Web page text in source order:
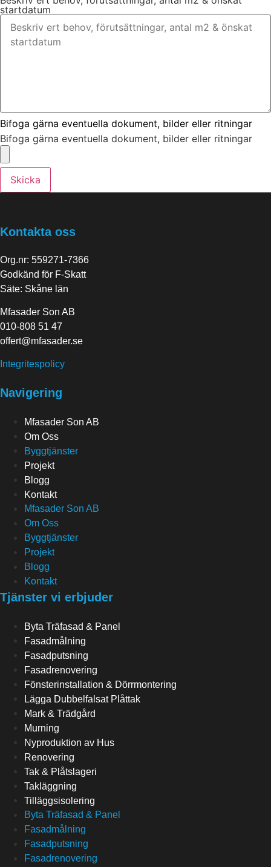
startdatum
Bifoga gärna eventuella dokument, bilder eller ritningar
Bifoga gärna eventuella dokument, bilder eller ritningar
Skicka
Kontakta oss
Org.nr: 559271-7366
Godkänd för F-Skatt
Säte: Skåne län
Mfasader Son AB
010-808 51 47
offert@mfasader.se
Integritespolicy
Navigering
Mfasader Son AB
Om Oss
Byggtjänster
Projekt
Blogg
Kontakt
Mfasader Son AB
Om Oss
Byggtjänster
Projekt
Blogg
Kontakt
Tjänster vi erbjuder
Byta Träfasad & Panel
Fasadmålning
Fasadputsning
Fasadrenovering
Fönsterinstallation & Dörrmontering
Lägga Dubbelfalsat Plåttak
Mark & Trädgård
Murning
Nyproduktion av Hus
Renovering
Tak & Plåtslageri
Takläggning
Tilläggsisolering
Byta Träfasad & Panel
Fasadmålning
Fasadputsning
Fasadrenovering